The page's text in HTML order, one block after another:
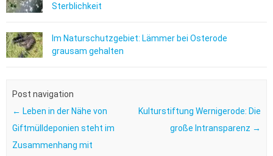
Sterblichkeit
Im Naturschutzgebiet: Lämmer bei Osterode
grausam gehalten
Post navigation
← Leben in der Nähe von
Giftmülldeponien steht im
Zusammenhang mit
Kulturstiftung Wernigerode: Die
große Intransparenz →